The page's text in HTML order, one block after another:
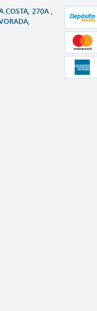
COSTA, 270A ,